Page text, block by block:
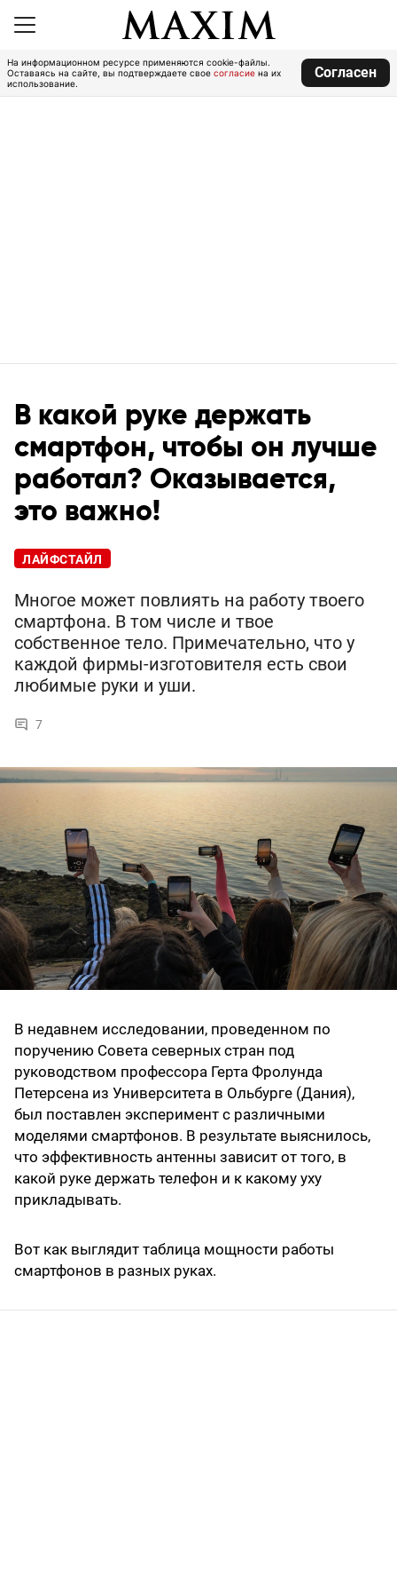
На информационном ресурсе применяются cookie-файлы.
Оставаясь на сайте, вы подтверждаете свое согласие на их
использование.
Согласен
В какой руке держать
смартфон, чтобы он лучше
работал? Оказывается,
это важно!
ЛАЙФСТАЙЛ
Многое может повлиять на работу твоего
смартфона. В том числе и твое
собственное тело. Примечательно, что у
каждой фирмы-изготовителя есть свои
любимые руки и уши.
7
В недавнем исследовании, проведенном по
поручению Совета северных стран под
руководством профессора Герта Фролунда
Петерсена из Университета в Ольбурге (Дания),
был поставлен эксперимент с различными
моделями смартфонов. В результате выяснилось,
что эффективность антенны зависит от того, в
какой руке держать телефон и к какому уху
прикладывать.
Вот как выглядит таблица мощности работы
смартфонов в разных руках.